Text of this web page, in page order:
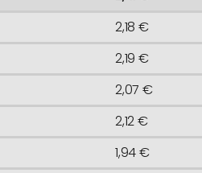
2,18 €
2,19 €
2,07 €
2,12 €
1,94 €